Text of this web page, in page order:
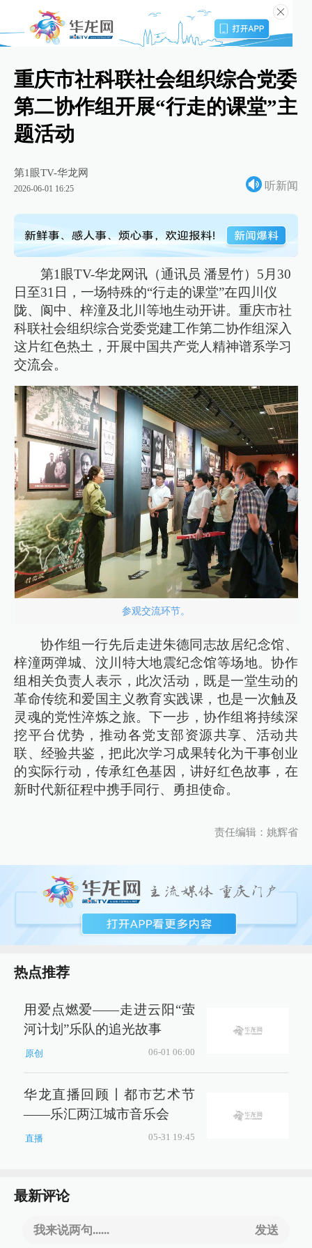
重庆市社科联社会组织综合党委
第二协作组开展“行走的课堂”主
题活动
第1眼TV-华龙网
2026-06-01 16:25 听新闻
第1眼TV-华龙网讯（通讯员 潘昱竹）5月30
日至31日，一场特殊的“行走的课堂”在四川仪
陇、阆中、梓潼及北川等地生动开讲。重庆市社
科联社会组织综合党委党建工作第二协作组深入
这片红色热土，开展中国共产党人精神谱系学习
交流会。
参观交流环节。
协作组一行先后走进朱德同志故居纪念馆、
梓潼两弹城、汶川特大地震纪念馆等场地。协作
组相关负责人表示，此次活动，既是一堂生动的
革命传统和爱国主义教育实践课，也是一次触及
灵魂的党性淬炼之旅。下一步，协作组将持续深
挖平台优势，推动各党支部资源共享、活动共
联、经验共鉴，把此次学习成果转化为干事创业
的实际行动，传承红色基因，讲好红色故事，在
新时代新征程中携手同行、勇担使命。
责任编辑：姚辉省
热点推荐
用爱点燃爱——走进云阳“萤
河计划”乐队的追光故事
原创 06-01 06:00
华龙直播回顾丨都市艺术节
——乐汇两江城市音乐会
直播 05-31 19:45
最新评论
我来说两句...... 发送